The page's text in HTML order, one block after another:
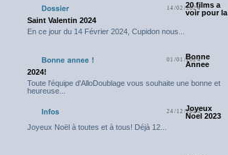
14/02/202420 films a
voir pour la
Saint Valentin 2024
En ce jour du 14 Février 2024, Cupidon nous...
01/01/2024
Bonne
Annee
2024!
Toute l'équipe d'AlloDoublage vous souhaite une bonne et
heureuse...
24/12/2023
Joyeux
Noel 2023
Joyeux Noël à toutes et à tous! Déjà 12...